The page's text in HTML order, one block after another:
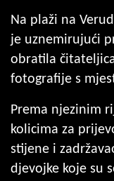
Na plaži na
je uznemirujući
obratila
fotografije s
Prema njezinim
kolicima za
stijene i
djevojke koje su